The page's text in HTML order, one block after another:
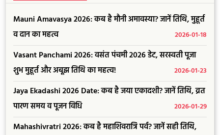
Mauni Amavasya 2026: कब है मौनी अमावस्या? जानें तिथि, मुहूर्त
व दान का महत्व
2026-01-18
Vasant Panchami 2026: वसंत पंचमी 2026 डेट, सरस्वती पूजा
शुभ मुहूर्त और अबूझ तिथि का महत्व!
2026-01-23
Jaya Ekadashi 2026 Date: कब है जया एकादशी? जानें तिथि, व्रत
पारण समय व पूजन विधि
2026-01-29
Mahashivratri 2026: कब है महाशिवरात्रि पर्व? जानें सही तिथि,